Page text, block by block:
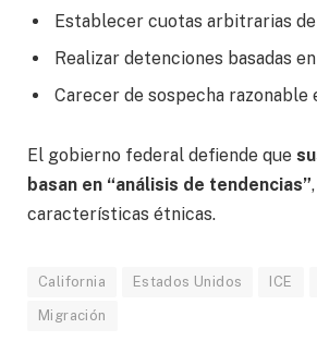
Establecer cuotas arbitrarias
Realizar detenciones basadas
Carecer de sospecha razonable
El gobierno federal defiende que
basan en “análisis de tendencias”
características étnicas.
California Estados Unidos ICE
Migración